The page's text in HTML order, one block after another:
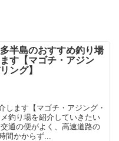
半島のおすすめ釣り場
す【マゴチ・アジン
ング】
します【マゴチ・アジング・
釣り場を紹介していきたい
通の便がよく、高速道路の
間かからず...